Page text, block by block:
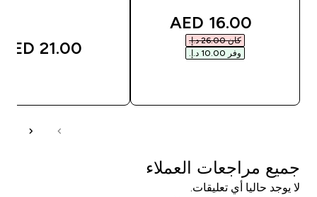
discounted price
16.00 AED‎
كان ‏26.00 د.إ.‏‎
وفر ‏10.00 د.إ.‏‎
21.00 AED‎
جميع مراجعات العملاء
لا يوجد حاليا أي تعليقات.